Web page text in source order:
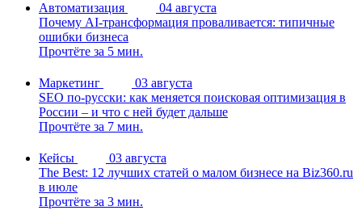
Автоматизация
04 августа
Почему AI-трансформация проваливается: типичные
ошибки бизнеса
Прочтёте за 5 мин.
Маркетинг
03 августа
SEO по-русски: как меняется поисковая оптимизация в
России – и что с ней будет дальше
Прочтёте за 7 мин.
Кейсы
03 августа
The Best: 12 лучших статей о малом бизнесе на Biz360.ru
в июле
Прочтёте за 3 мин.